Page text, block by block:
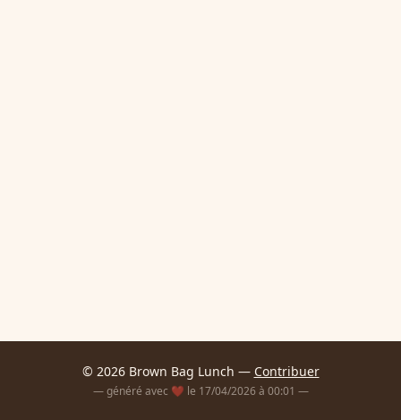
© 2026 Brown Bag Lunch — Contribuer
— généré avec ❤️ le 17/04/2026 à 00:01 —